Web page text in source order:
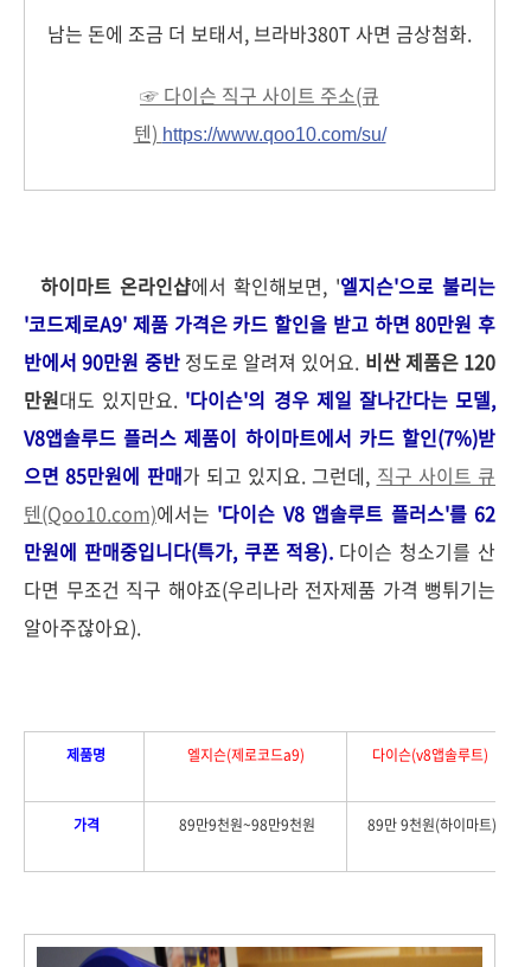
남는 돈에 조금 더 보태서, 브라바380T 사면 금상첨화.
☞ 다이슨 직구 사이트 주소(큐
텐) https://www.qoo10.com/su/
하이마트 온라인샵에서 확인해보면, '엘지슨'으로 불리는
'코드제로A9' 제품 가격은 카드 할인을 받고 하면 80만원 후
반에서 90만원 중반정도로 알려져 있어요. 비싼 제품은 120
만원대도 있지만요. '다이슨'의 경우 제일 잘나간다는 모델,
V8앱솔루드 플러스 제품이 하이마트에서 카드 할인(7%)받
으면 85만원에 판매가 되고 있지요. 그런데, 직구 사이트 큐
텐(Qoo10.com)에서는 '다이슨 V8 앱솔루트 플러스'를 62
만원에 판매중입니다(특가, 쿠폰 적용). 다이슨 청소기를 산
다면 무조건 직구 해야죠(우리나라 전자제품 가격 뻥튀기는
알아주잖아요).
제품명 엘지슨(제로코드a9) 다이슨(v8앱솔루트)
가격 89만9천원~98만9천원 89만 9천원(하이마트)